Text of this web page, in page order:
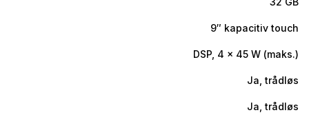
9″ kapacitiv touch
DSP, 4 × 45 W (maks.)
Ja, trådløs
Ja, trådløs